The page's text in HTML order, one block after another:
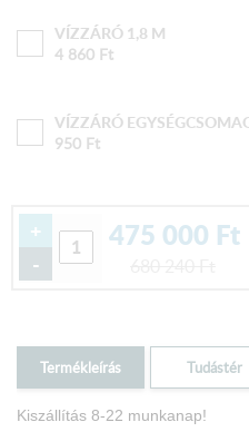
VÍZZÁRÓ 1,8 M
4 860 Ft
VÍZZÁRÓ
950 Ft
+
-
475 000 Ft
Termékleírás Tudástér
Kiszállítás 8-22 munkanap!